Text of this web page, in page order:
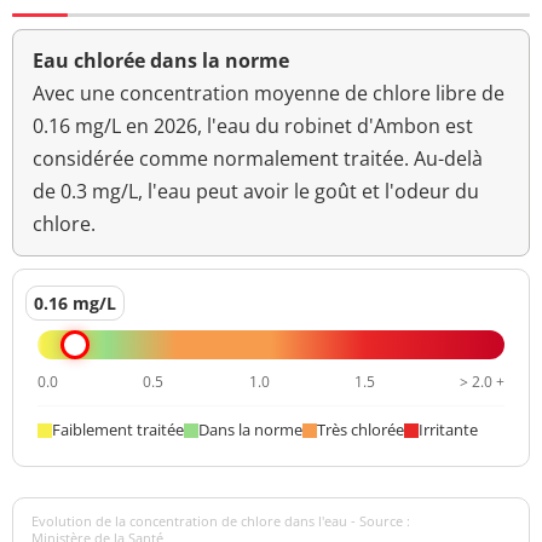
Eau chlorée dans la norme
Avec une concentration moyenne de chlore libre de
0.16 mg/L en 2026, l'eau du robinet d'Ambon est
considérée comme normalement traitée. Au-delà
de 0.3 mg/L, l'eau peut avoir le goût et l'odeur du
chlore.
0.16 mg/L
0.0 0.5 1.0 1.5 > 2.0 +
Faiblement traitée Dans la norme Très chlorée Irritante
Evolution de la concentration de chlore dans l'eau - Source :
Ministère de la Santé